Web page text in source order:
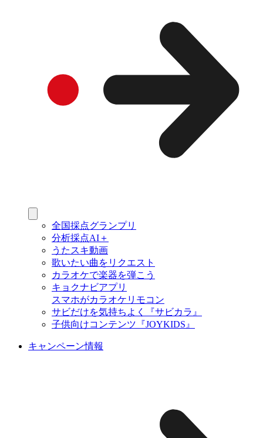
全国採点グランプリ
分析採点AI＋
うたスキ動画
歌いたい曲をリクエスト
カラオケで楽器を弾こう
キョクナビアプリ
スマホがカラオケリモコン
サビだけを気持ちよく『サビカラ』
子供向けコンテンツ『JOYKIDS』
キャンペーン情報